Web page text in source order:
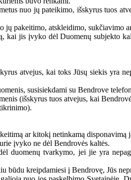
nuo jų pateikimo, išskyrus tuos
jų pakeitimo, atskleidimo, sukčiavimo
kai jis įvyko dėl Duomenų subjekto
atvejus, kai toks Jūsų siekis yra
susisiekdami su Bendrove
(išskyrus tuos atvejus, kai
ar kitokį netinkamą
įvyko ne dėl Bendrovės kaltės.
duomenų tvarkymo, jei jie yra
būdu kreipdamiesi į Bendrovę, Jūs